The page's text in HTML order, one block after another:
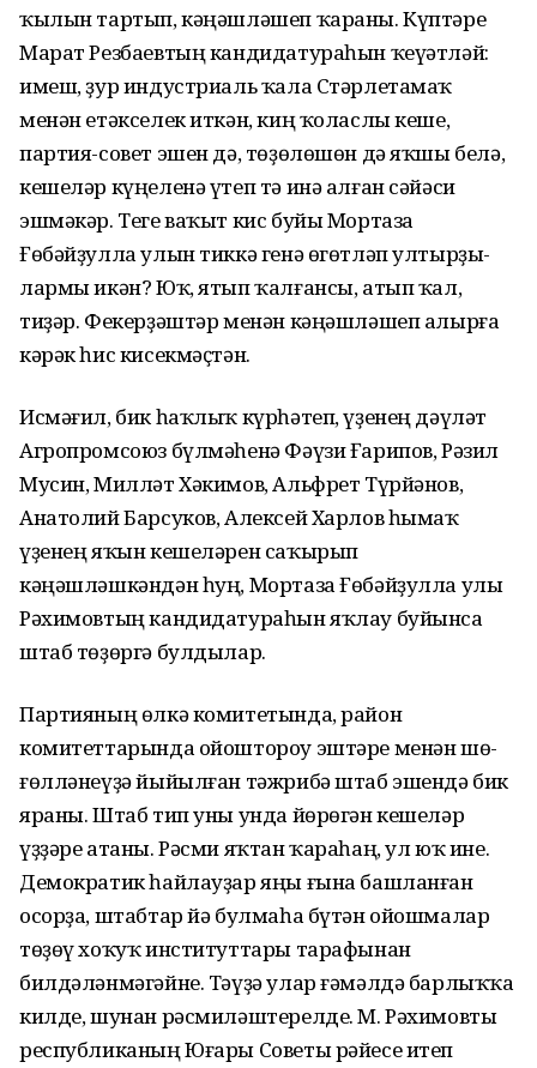
ҡылын тартып, кәңәш­ләшеп ҡараны. Күптәре
Марат Резбаевтың кандидатураһын ҡеүәтләй:
имеш, ҙур индустриаль ҡала Стәрлета­маҡ
менән етәкселек иткән, киң ҡоласлы кеше,
партия-совет эшен дә, төҙөлөшөн дә яҡшы белә,
кешеләр күңеленә үтеп тә инә алған сәйәси
эшмәкәр. Теге ваҡыт кис буйы Мортаза
Ғөбәйҙулла улын тиккә генә өгөтләп ултырҙы­
лармы икән? Юҡ, ятып ҡалғансы, атып ҡал,
тиҙәр. Фекерҙәштәр менән кәңәшләшеп алырға
кәрәк һис кисекмәҫтән.
Исмәғил, бик һаҡлыҡ күрһәтеп, үҙенең дәүләт
Агропромсоюз бүлмәһенә Фәүзи Ғарипов, Рәзил
Мусин, Милләт Хәкимов, Альфрет Түрйәнов,
Анатолий Барсуков, Алексей Харлов һымаҡ
үҙенең яҡын кеше­ләрен саҡырып
кәңәшләшкәндән һуң, Мортаза Ғөбәйҙулла улы
Рәхимовтың канди­датураһын яҡлау буйынса
штаб төҙөргә булды­лар.
Партияның өлкә комитетында, район
комитеттарында ойоштороу эштәре менән шө­
ғөлләнеүҙә йыйылған тәжрибә штаб эшендә бик
яраны. Штаб тип уны унда йөрөгән кешеләр
үҙҙәре атаны. Рәсми яҡтан ҡараһаң, ул юҡ ине.
Демократик һайлауҙар яңы ғына башланған
осорҙа, штабтар йә булмаһа бүтән ойошмалар
төҙөү хоҡуҡ институт­тары тарафынан
билдәләнмәгәйне. Тәүҙә улар ғәмәлдә барлыҡҡа
килде, шунан рәсмиләштерелде. М. Рәхимовты
респуб­ликаның Юғары Со­веты рәйесе итеп